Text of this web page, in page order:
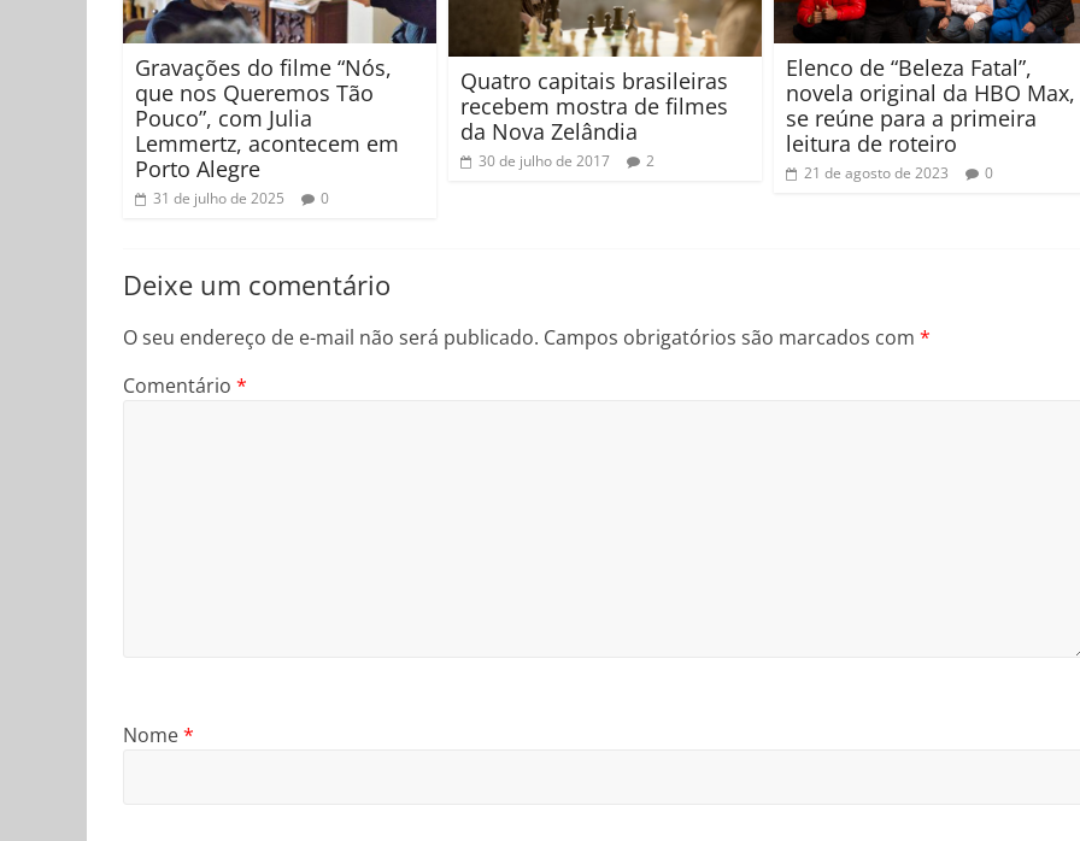
Gravações do filme “Nós,
que nos Queremos Tão
Pouco”, com Julia
Lemmertz, acontecem em
Porto Alegre
31 de julho de 2025 0
Quatro capitais brasileiras
recebem mostra de filmes
da Nova Zelândia
30 de julho de 2017 2
Elenco de “Beleza Fatal”,
novela original da HBO Max,
se reúne para a primeira
leitura de roteiro
21 de agosto de 2023 0
Deixe um comentário
O seu endereço de e-mail não será publicado. Campos obrigatórios são marcados com *
Comentário *
Nome*